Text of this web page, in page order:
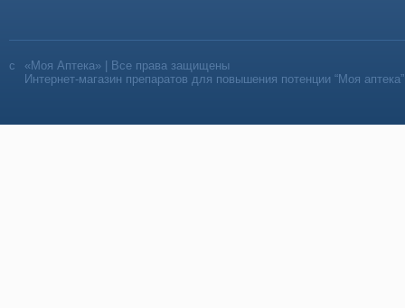
«Моя Аптека» | Все права защищены
Интернет-магазин препаратов для повышения потенции “Моя